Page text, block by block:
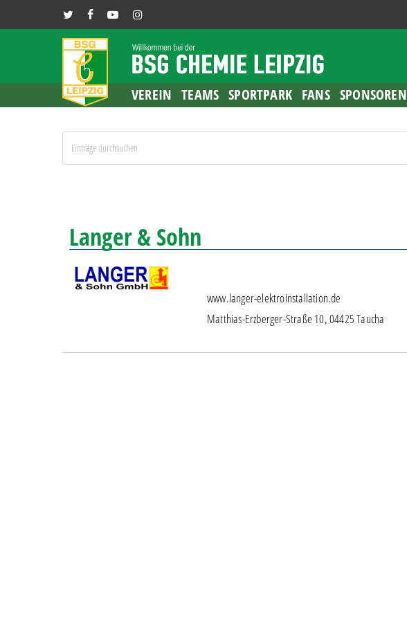
to
TWITTERFACEBOOKYOUTUBEINSTAGRAM
VEREIN TEAMS SPORTPARK FANS SPONSOREN
Langer & Sohn
www.langer-elektroinstallation.de
Matthias-Erzberger-Straße 10, 04425 Taucha